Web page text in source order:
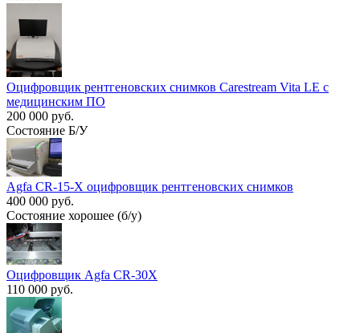
Оцифровщик рентгеновских снимков Carestream Vita LE c
медицинским ПО
200 000 руб.
Состояние Б/У
Agfa CR-15-X оцифровщик рентгеновских снимков
400 000 руб.
Состояние хорошее (б/у)
Оцифровщик Agfa CR-30X
110 000 руб.